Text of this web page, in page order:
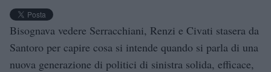
Bisognava vedere Serracchiani, Renzi e Civati stasera da
Santoro per capire cosa si intende quando si parla di una
nuova generazione di politici di sinistra solida, efficace,